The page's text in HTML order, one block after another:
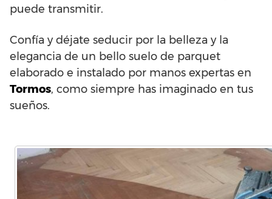
puede transmitir.
Confía y déjate seducir por la belleza y la
elegancia de un bello suelo de parquet
elaborado e instalado por manos expertas en
Tormos, como siempre has imaginado en tus
sueños.